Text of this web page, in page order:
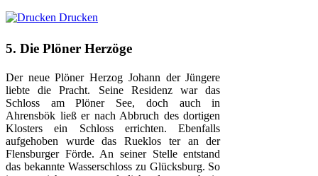
Drucken
5. Die Plöner Herzöge
Der neue Plöner Herzog Johann der Jüngere
liebte die Pracht. Seine Residenz war das
Schloss am Plöner See, doch auch in
Ahrensbök ließ er nach Abbruch des dortigen
Klosters ein Schloss errichten. Ebenfalls
aufgehoben wurde das Rueklos
ter an der
Flensburger Förde. An seiner Stelle entstand
das bekannte Wasserschloss zu Glücksburg. So